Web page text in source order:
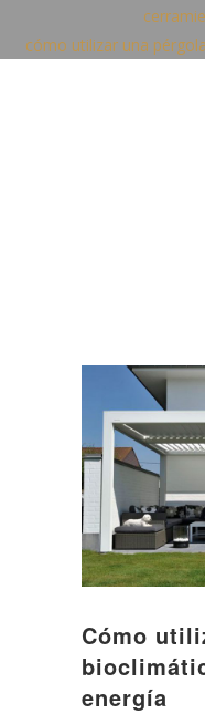
cómo utilizar una
Cómo
energía